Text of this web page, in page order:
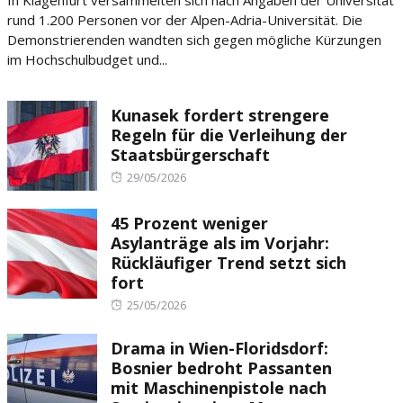
rund 1.200 Personen vor der Alpen-Adria-Universität. Die
Demonstrierenden wandten sich gegen mögliche Kürzungen
im Hochschulbudget und...
Kunasek fordert strengere
Regeln für die Verleihung der
Staatsbürgerschaft
Posted
29/05/2026
45 Prozent weniger
Asylanträge als im Vorjahr:
Rückläufiger Trend setzt sich
fort
Posted
25/05/2026
Drama in Wien-Floridsdorf:
Bosnier bedroht Passanten
mit Maschinenpistole nach